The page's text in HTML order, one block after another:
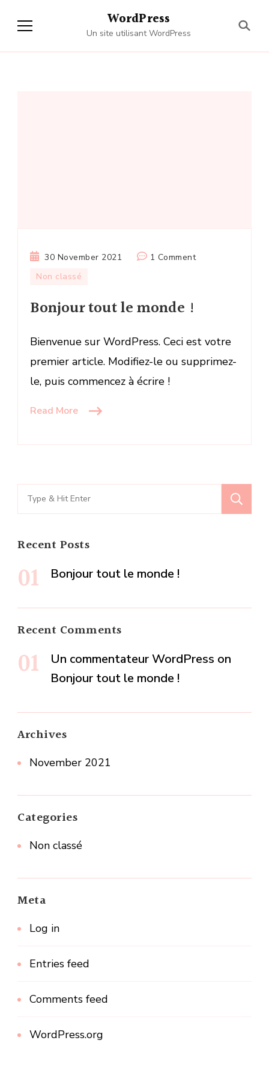
WordPress
Un site utilisant WordPress
30 November 2021 1 Commenton
Non classé
Bonjour tout le monde !
Bienvenue sur WordPress. Ceci est votre
premier article. Modifiez-le ou supprimez-
le, puis commencez à écrire !
Read More
Search
for:
Recent Posts
Bonjour tout le monde !
Recent Comments
Un commentateur WordPress on
Bonjour tout le monde !
Archives
November 2021
Categories
Non classé
Meta
Log in
Entries feed
Comments feed
WordPress.org